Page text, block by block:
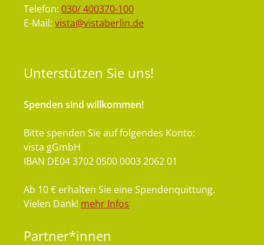
Telefon: 030/ 400370-100
E-Mail: vista@vistaberlin.de
Unterstützen Sie uns!
Spenden sind willkommen!
Bitte spenden Sie auf folgendes Konto:
vista gGmbH
IBAN DE04 3702 0500 0003 2062 01
Ab 10 € erhalten Sie eine Spendenquittung.
Vielen Dank! mehr Infos
Partner*innen